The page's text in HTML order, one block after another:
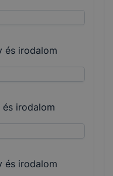
és irodalom
és irodalom
és irodalom